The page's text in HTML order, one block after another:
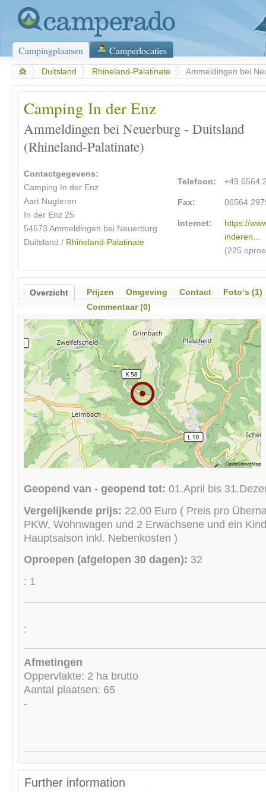
Campingplaatsen Camperlocaties
Duitsland Rhineland-Palatinate Ammeldingen bei
Camping In der Enz
Ammeldingen bei Neuerburg - Duitsland
(Rhineland-Palatinate)
Contactgegevens:
Camping In der Enz
Aart Nugteren
In der Enz 25
54673 Ammeldingen bei Neuerburg
Duitsland / Rhineland-Palatinate
Telefoon: +49 6564
Fax: 06564
Internet:
https://
inderen...
(225
Overzicht Prijzen Omgeving Contact
Foto‘s (1)
Commentaar (0)
Geopend van - geopend tot: 01.April bis
Vergelijkende prijs: 22,00 Euro ( Preis pro
PKW, Wohnwagen und 2 Erwachsene und ein
Hauptsaison inkl. Nebenkosten )
Oproepen (afgelopen 30 dagen): 32
: 1
:
Afmetingen
Oppervlakte: 2 ha brutto
Aantal plaatsen: 65
-
Further information